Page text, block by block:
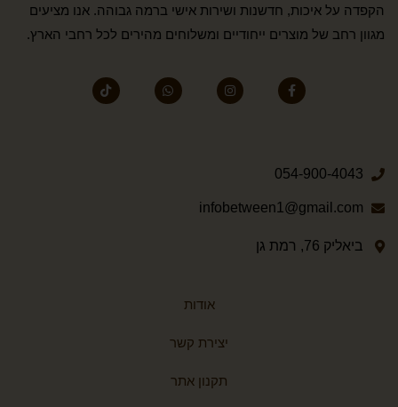
הקפדה על איכות, חדשנות ושירות אישי ברמה גבוהה. אנו מציעים
מגוון רחב של מוצרים ייחודיים ומשלוחים מהירים לכל רחבי הארץ.
054-900-4043
infobetween1@gmail.com
ביאליק 76, רמת גן
אודות
יצירת קשר
תקנון אתר